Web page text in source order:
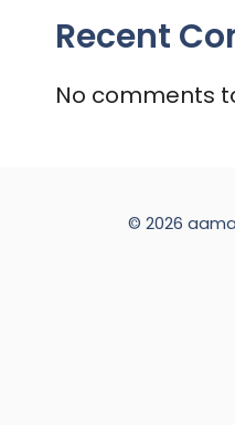
Recent
No comments
© 2026